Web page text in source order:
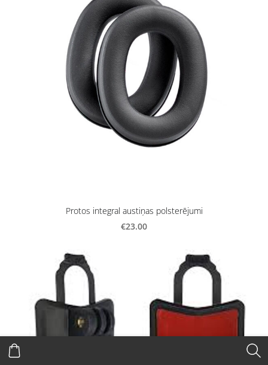
Protos integral austiņas polsterējumi
€23.00